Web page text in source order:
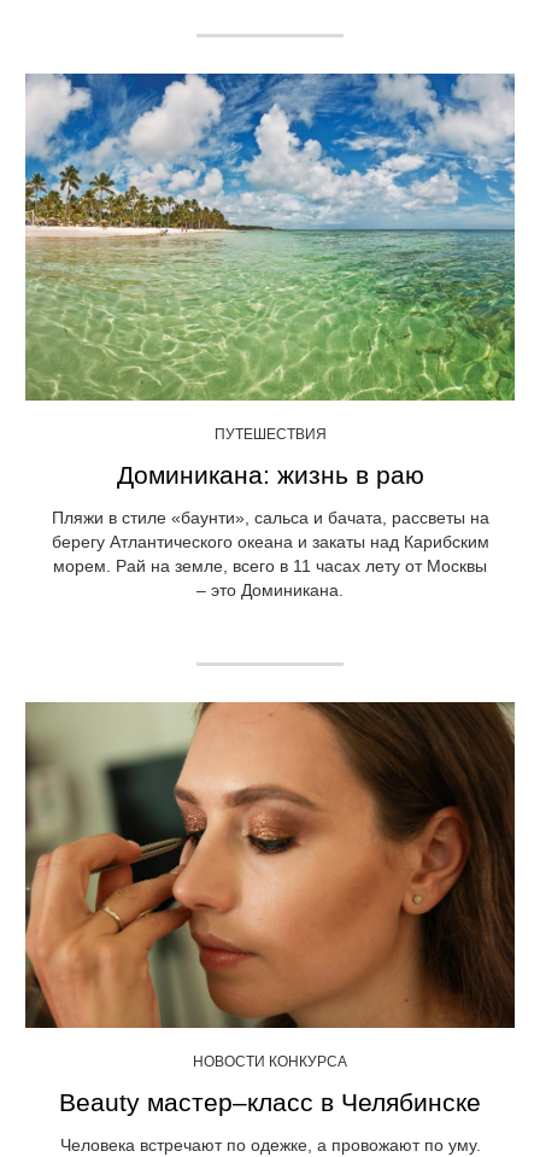
ПУТЕШЕСТВИЯ
Доминикана: жизнь в раю
Пляжи в стиле «баунти», сальса и бачата, рассветы на
берегу Атлантического океана и закаты над Карибским
морем. Рай на земле, всего в 11 часах лету от Москвы
– это Доминикана.
НОВОСТИ КОНКУРСА
Beauty мастер–класс в Челябинске
Человека встречают по одежке, а провожают по уму.